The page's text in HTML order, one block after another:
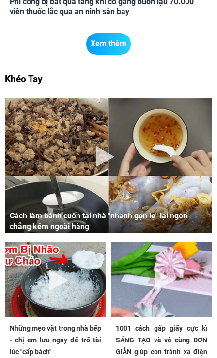
viên thuốc lắc qua an ninh sân bay
Xem thêm
Khéo Tay
Cách làm bánh cuốn tại nhà "nhanh gọn lẹ" lại ngon
chẳng kém ngoài hàng
Những mẹo vặt trong nhà bếp
- chị em lưu ngay để trổ tài
lúc "cấp bách"
1001 cách gấp giấy cực kì
SÁNG TẠO và vô cùng ĐƠN
GIẢN giúp con tránh xa điện